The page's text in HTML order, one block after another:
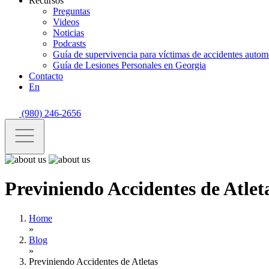
Preguntas
Videos
Noticias
Podcasts
Guía de supervivencia para víctimas de accidentes
Guía de Lesiones Personales en Georgia
Contacto
En
(980) 246-2656
Previniendo Accidentes de
Home
»
Blog
»
Previniendo Accidentes de Atletas